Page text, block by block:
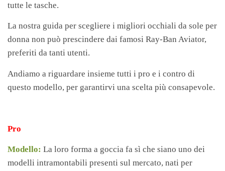
tutte le tasche.
La nostra guida per scegliere i migliori occhiali da sole per
donna non può prescindere dai famosi Ray-Ban Aviator,
preferiti da tanti utenti.
Andiamo a riguardare insieme tutti i pro e i contro di
questo modello, per garantirvi una scelta più consapevole.
Pro
Modello: La loro forma a goccia fa sì che siano uno dei
modelli intramontabili presenti sul mercato, nati per